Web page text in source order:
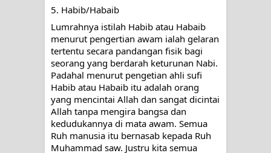
5. Habib/Habaib
Lumrahnya istilah Habib atau Habaib
menurut pengertian awam ialah gelaran
tertentu secara pandangan fisik bagi
seorang yang berdarah keturunan Nabi.
Padahal menurut pengetian ahli sufi
Habib atau Habaib itu adalah orang
yang mencintai Allah dan sangat dicintai
Allah tanpa mengira bangsa dan
kedudukannya di mata awam. Semua
Ruh manusia itu bernasab kepada Ruh
Muhammad saw. Justru kita semua